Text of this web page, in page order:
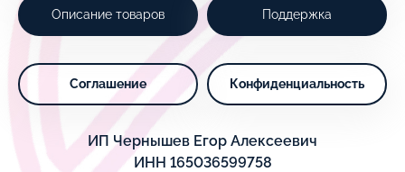
Описание товаров Поддержка
Соглашение Конфиденциальность
ИП Чернышев Егор Алексеевич
ИНН 165036599758